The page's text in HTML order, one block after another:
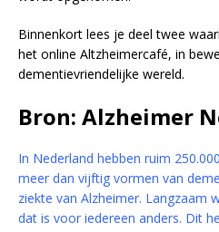
Binnenkort lees je deel twee
het online Altzheimercafé, in
dementievriendelijke wereld.
Bron: Alzheimer
In Nederland hebben ruim
meer dan vijftig vormen van
ziekte van Alzheimer. Langzaam
dat is voor iedereen anders. Dit